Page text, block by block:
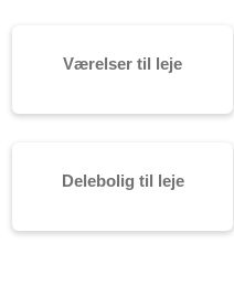
Værelser til leje
Delebolig til leje